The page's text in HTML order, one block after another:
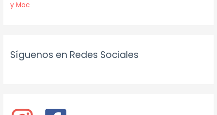
y Mac
Síguenos en Redes Sociales